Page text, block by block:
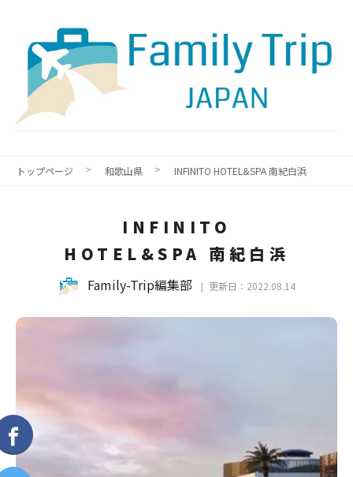
トップページ 和歌山県 INFINITO HOTEL&SPA 南紀白浜
INFINITO
HOTEL&SPA 南紀白浜
Family-Trip編集部 更新日：2022.08.14